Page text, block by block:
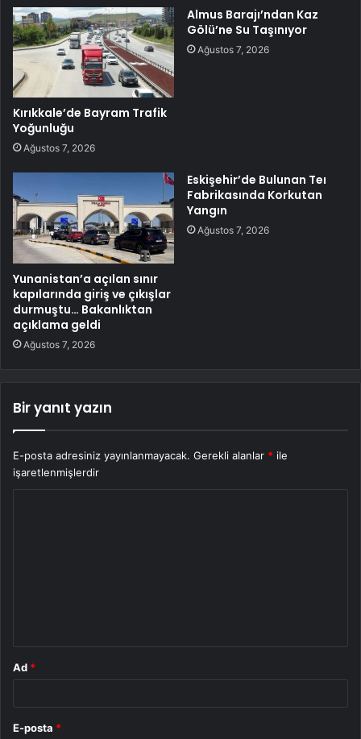
Kırıkkale’de Bayram Trafik
Yoğunluğu
Ağustos 7, 2026
Almus Barajı’ndan Kaz
Gölü’ne Su Taşınıyor
Ağustos 7, 2026
Yunanistan’a açılan sınır
kapılarında giriş ve çıkışlar
durmuştu… Bakanlıktan
açıklama geldi
Ağustos 7, 2026
Eskişehir’de Bulunan Teı
Fabrikasında Korkutan
Yangın
Ağustos 7, 2026
Bir yanıt yazın
E-posta adresiniz yayınlanmayacak. Gerekli alanlar * ile
işaretlenmişlerdir
Ad *
E-posta *